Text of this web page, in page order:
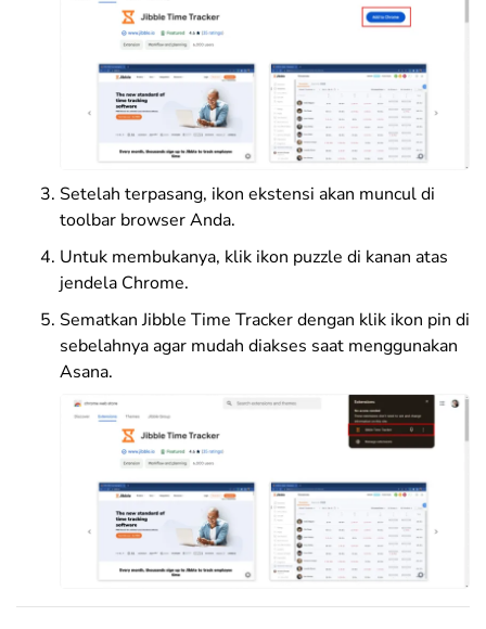
Setelah terpasang, ikon ekstensi akan muncul di
toolbar browser Anda.
Untuk membukanya, klik ikon puzzle di kanan atas
jendela Chrome.
Sematkan Jibble Time Tracker dengan klik ikon pin di
sebelahnya agar mudah diakses saat menggunakan
Asana.